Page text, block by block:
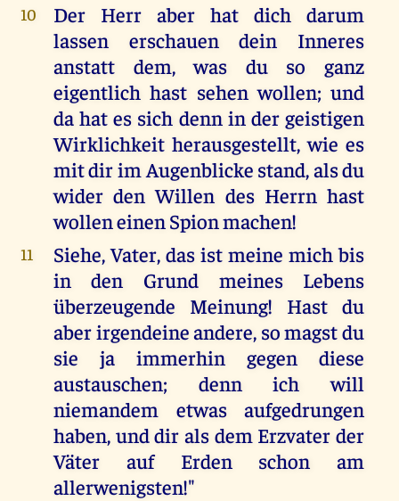
10
Der Herr aber hat dich darum
lassen erschauen dein Inneres
anstatt dem, was du so ganz
eigentlich hast sehen wollen; und
da hat es sich denn in der geistigen
Wirklichkeit herausgestellt, wie es
mit dir im Augenblicke stand, als du
wider den Willen des Herrn hast
wollen einen Spion machen!
11
Siehe, Vater, das ist meine mich bis
in den Grund meines Lebens
überzeugende Meinung! Hast du
aber irgendeine andere, so magst du
sie ja immerhin gegen diese
austauschen; denn ich will
niemandem etwas aufgedrungen
haben, und dir als dem Erzvater der
Väter auf Erden schon am
allerwenigsten!"